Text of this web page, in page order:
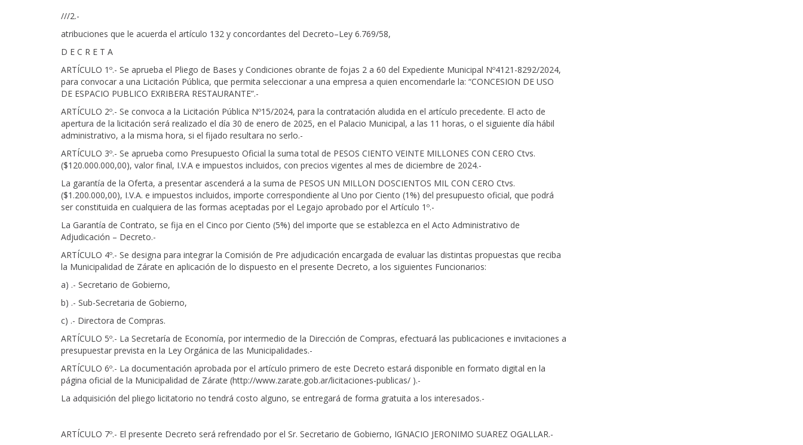
///2.-
atribuciones que le acuerda el artículo 132 y concordantes del Decreto–Ley 6.769/58,
D E C R E T A
ARTÍCULO 1º.- Se aprueba el Pliego de Bases y Condiciones obrante de fojas 2 a 60 del Expediente Municipal Nº4121-8292/2024,
para convocar a una Licitación Pública, que permita seleccionar a una empresa a quien encomendarle la: “CONCESION DE USO
DE ESPACIO PUBLICO EXRIBERA RESTAURANTE”.-
ARTÍCULO 2º.- Se convoca a la Licitación Pública Nº15/2024, para la contratación aludida en el artículo precedente. El acto de
apertura de la licitación será realizado el día 30 de enero de 2025, en el Palacio Municipal, a las 11 horas, o el siguiente día hábil
administrativo, a la misma hora, si el fijado resultara no serlo.-
ARTÍCULO 3º.- Se aprueba como Presupuesto Oficial la suma total de PESOS CIENTO VEINTE MILLONES CON CERO Ctvs.
($120.000.000,00), valor final, I.V.A e impuestos incluidos, con precios vigentes al mes de diciembre de 2024.-
La garantía de la Oferta, a presentar ascenderá a la suma de PESOS UN MILLON DOSCIENTOS MIL CON CERO Ctvs.
($1.200.000,00), I.V.A. e impuestos incluidos, importe correspondiente al Uno por Ciento (1%) del presupuesto oficial, que podrá
ser constituida en cualquiera de las formas aceptadas por el Legajo aprobado por el Artículo 1º.-
La Garantía de Contrato, se fija en el Cinco por Ciento (5%) del importe que se establezca en el Acto Administrativo de
Adjudicación – Decreto.-
ARTÍCULO 4º.- Se designa para integrar la Comisión de Pre adjudicación encargada de evaluar las distintas propuestas que reciba
la Municipalidad de Zárate en aplicación de lo dispuesto en el presente Decreto, a los siguientes Funcionarios:
a) .- Secretario de Gobierno,
b) .- Sub-Secretaria de Gobierno,
c) .- Directora de Compras.
ARTÍCULO 5º.- La Secretaría de Economía, por intermedio de la Dirección de Compras, efectuará las publicaciones e invitaciones a
presupuestar prevista en la Ley Orgánica de las Municipalidades.-
ARTÍCULO 6º.- La documentación aprobada por el artículo primero de este Decreto estará disponible en formato digital en la
página oficial de la Municipalidad de Zárate (http://www.zarate.gob.ar/licitaciones-publicas/ ).-
La adquisición del pliego licitatorio no tendrá costo alguno, se entregará de forma gratuita a los interesados.-
ARTÍCULO 7º.- El presente Decreto será refrendado por el Sr. Secretario de Gobierno, IGNACIO JERONIMO SUAREZ OGALLAR.-